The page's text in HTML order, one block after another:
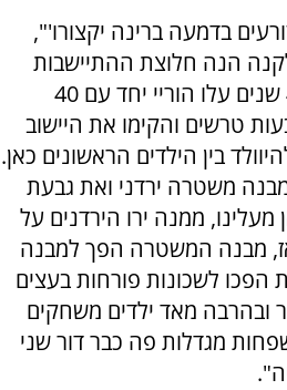
בדמעה ברינה יקצורו'",
הנה חלוצת ההתיישבות
ביהודה ושומרון. לפני 42 שנים עלו הוריי יחד עם 40
טרשים והקימו את היישוב
בין הילדים הראשונים כאן.
משטרה ירדני ואת גבעת
מעלינו, ממנה ירו הירדנים על
מבנה המשטרה הפך למבנה
הפכו לשכונות פורחות בעצים
ובהרבה מאד ילדים משחקים
מגדלות פה כבר דור שני